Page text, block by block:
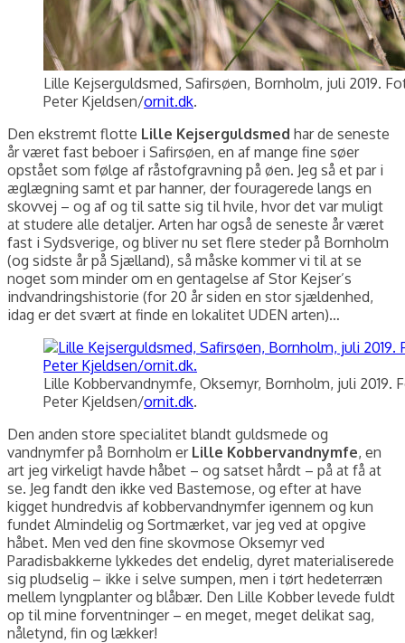
Lille Kejserguldsmed, Safirsøen, Bornholm, juli 2019.
Peter Kjeldsen/ornit.dk.
Den ekstremt flotte Lille Kejserguldsmed har de seneste
år været fast beboer i Safirsøen, en af mange fine søer
opstået som følge af råstofgravning på øen. Jeg så et par i
æglægning samt et par hanner, der fouragerede langs en
skovvej – og af og til satte sig til hvile, hvor det var muligt
at studere alle detaljer. Arten har også de seneste år været
fast i Sydsverige, og bliver nu set flere steder på Bornholm
(og sidste år på Sjælland), så måske kommer vi til at se
noget som minder om en gentagelse af Stor Kejser’s
indvandringshistorie (for 20 år siden en stor sjældenhed,
idag er det svært at finde en lokalitet UDEN arten)…
Lille Kobbervandnymfe, Oksemyr, Bornholm, juli 2019.
Peter Kjeldsen/ornit.dk.
Den anden store specialitet blandt guldsmede og
vandnymfer på Bornholm er Lille Kobbervandnymfe, en
art jeg virkeligt havde håbet – og satset hårdt – på at få at
se. Jeg fandt den ikke ved Bastemose, og efter at have
kigget hundredvis af kobbervandnymfer igennem og kun
fundet Almindelig og Sortmærket, var jeg ved at opgive
håbet. Men ved den fine skovmose Oksemyr ved
Paradisbakkerne lykkedes det endelig, dyret materialiserede
sig pludselig – ikke i selve sumpen, men i tørt hedeterræn
mellem lyngplanter og blåbær. Den Lille Kobber levede fuldt
op til mine forventninger – en meget, meget delikat sag,
nåletynd, fin og lækker!